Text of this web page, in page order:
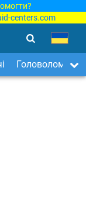
centers.com
Головоломки